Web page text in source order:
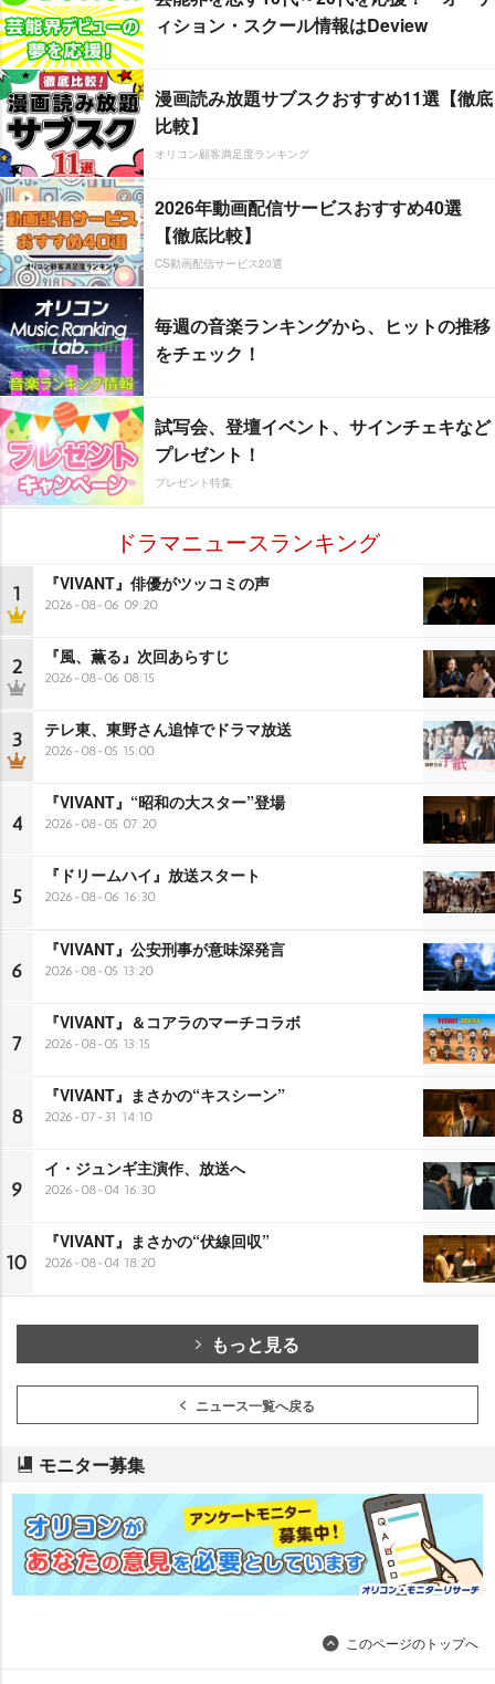
ィション・スクール情報はDeview
漫画読み放題サブスクおすすめ11選【徹底
比較】
オリコン顧客満足度ランキング
2026年動画配信サービスおすすめ40選
【徹底比較】
CS動画配信サービス20選
毎週の音楽ランキングから、ヒットの推移
をチェック！
試写会、登壇イベント、サインチェキなど
プレゼント！
プレゼント特集
ドラマニュースランキング
1 『VIVANT』俳優がツッコミの声
2026-08-06 09:20
2 『風、薫る』次回あらすじ
2026-08-06 08:15
3 テレ東、東野さん追悼でドラマ放送
2026-08-05 15:00
4
『VIVANT』“昭和の大スター”登場
2026-08-05 07:20
5
『ドリームハイ』放送スタート
2026-08-06 16:30
6
『VIVANT』公安刑事が意味深発言
2026-08-05 13:20
7
『VIVANT』＆コアラのマーチコラボ
2026-08-05 13:15
8
『VIVANT』まさかの“キスシーン”
2026-07-31 14:10
9
イ・ジュンギ主演作、放送へ
2026-08-04 16:30
10
『VIVANT』まさかの“伏線回収”
2026-08-04 18:20
もっと見る
ニュース一覧へ戻る
モニター募集
このページのトップへ